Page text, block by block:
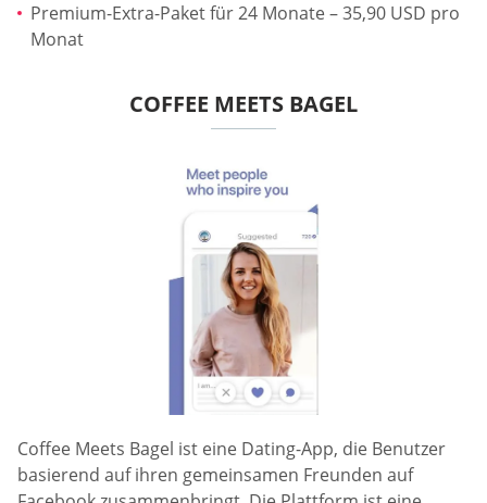
Premium-Extra-Paket für 24 Monate – 35,90 USD pro
Monat
COFFEE MEETS BAGEL
Coffee Meets Bagel ist eine Dating-App, die Benutzer
basierend auf ihren gemeinsamen Freunden auf